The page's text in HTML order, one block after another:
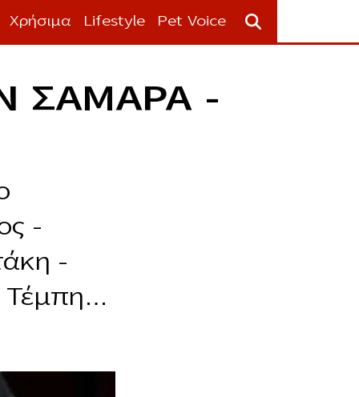
Χρήσιμα Lifestyle Pet Voice
ΣΑΜΑΡΑ –
–
–
Τέμπη…